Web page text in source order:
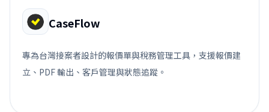
CaseFlow
專為台灣接案者設計的報價單與稅務管理工具，支援報價建
立、PDF 輸出、客戶管理與狀態追蹤。